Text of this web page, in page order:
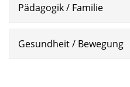
Pädagogik / Familie
Gesundheit / Bewegung